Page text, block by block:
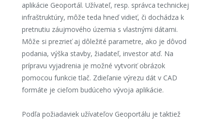
aplikácie Geoportál. Užívateľ, resp. správca technickej
infraštruktúry, môže teda hneď vidieť, či dochádza k
pretnutiu záujmového územia s vlastnými dátami.
Môže si prezrieť aj dôležité parametre, ako je dôvod
podania, výška stavby, žiadateľ, investor atď. Na
prípravu vyjadrenia je možné vytvoriť obrázok
pomocou funkcie tlač. Zdieľanie výrezu dát v CAD
formáte je cieľom budúceho vývoja aplikácie.
Podľa požiadaviek užívateľov Geoportálu je taktiež